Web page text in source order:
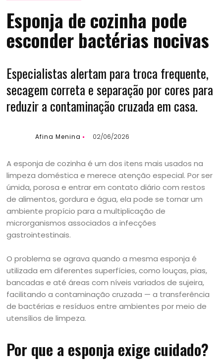
Esponja de cozinha pode
esconder bactérias nocivas
Especialistas alertam para troca frequente,
secagem correta e separação por cores para
reduzir a contaminação cruzada em casa.
Afina Menina 02/06/2026
A esponja de cozinha é um dos itens mais usados na
limpeza doméstica e merece atenção especial. Por ser
úmida, porosa e entrar em contato diário com restos
de alimentos, gordura e água, ela pode se tornar um
ambiente propício para a multiplicação de
microrganismos associados a infecções
gastrointestinais.
O problema se agrava quando a mesma esponja é
utilizada em diferentes superfícies, como louças, pias,
bancadas e até áreas com níveis variados de sujeira,
facilitando a contaminação cruzada — a transferência
de bactérias e resíduos entre ambientes por meio de
utensílios de limpeza.
Por que a esponja exige cuidado?